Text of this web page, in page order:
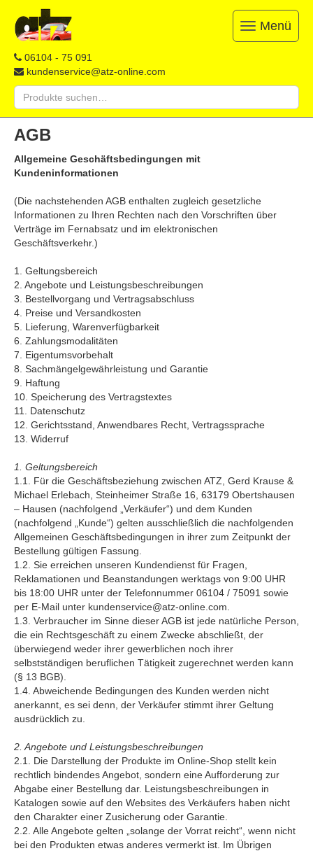
ATZ
Opel-
Ersatzteile
Restauration,
Reparatur
&
Ersatzteile
&
Onlineshop
06104 - 75 091
kundenservice@atz-online.com
Suche
nach:
Toggle
navigation
Menü
to
AGB
Allgemeine Geschäftsbedingungen mit
Kundeninformationen
(Die nachstehenden AGB enthalten zugleich gesetzliche
Informationen zu Ihren Rechten nach den Vorschriften über
Verträge im Fernabsatz und im elektronischen
Geschäftsverkehr.)
1. Geltungsbereich
2. Angebote und Leistungsbeschreibungen
3. Bestellvorgang und Vertragsabschluss
4. Preise und Versandkosten
5. Lieferung, Warenverfügbarkeit
6. Zahlungsmodalitäten
7. Eigentumsvorbehalt
8. Sachmängelgewährleistung und Garantie
9. Haftung
10. Speicherung des Vertragstextes
11. Datenschutz
12. Gerichtsstand, Anwendbares Recht, Vertragssprache
13. Widerruf
1. Geltungsbereich
1.1. Für die Geschäftsbeziehung zwischen ATZ, Gerd Krause &
Michael Erlebach, Steinheimer Straße 16, 63179 Obertshausen
– Hausen (nachfolgend „Verkäufer“) und dem Kunden
(nachfolgend „Kunde“) gelten ausschließlich die nachfolgenden
Allgemeinen Geschäftsbedingungen in ihrer zum Zeitpunkt der
Bestellung gültigen Fassung.
1.2. Sie erreichen unseren Kundendienst für Fragen,
Reklamationen und Beanstandungen werktags von 9:00 UHR
bis 18:00 UHR unter der Telefonnummer 06104 / 75091 sowie
per E-Mail unter kundenservice@atz-online.com.
1.3. Verbraucher im Sinne dieser AGB ist jede natürliche Person,
die ein Rechtsgeschäft zu einem Zwecke abschließt, der
überwiegend weder ihrer gewerblichen noch ihrer
selbstständigen beruflichen Tätigkeit zugerechnet werden kann
(§ 13 BGB).
1.4. Abweichende Bedingungen des Kunden werden nicht
anerkannt, es sei denn, der Verkäufer stimmt ihrer Geltung
ausdrücklich zu.
2. Angebote und Leistungsbeschreibungen
2.1. Die Darstellung der Produkte im Online-Shop stellt kein
rechtlich bindendes Angebot, sondern eine Aufforderung zur
Abgabe einer Bestellung dar. Leistungsbeschreibungen in
Katalogen sowie auf den Websites des Verkäufers haben nicht
den Charakter einer Zusicherung oder Garantie.
2.2. Alle Angebote gelten „solange der Vorrat reicht“, wenn nicht
bei den Produkten etwas anderes vermerkt ist. Im Übrigen